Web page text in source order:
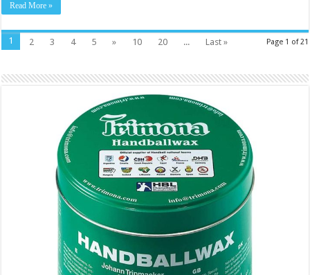
Read More »
Page 1 of 21
1 2 3 4 5 » 10 20 ... Last »